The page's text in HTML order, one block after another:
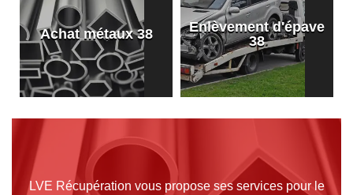
Achat métaux 38
Enlèvement d'épave
38
LVE Récupération vous propose ses services pour le